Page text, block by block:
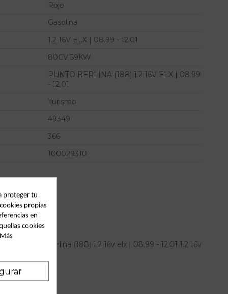
Rojo
Gasolina
1.2 16V ELX | 08.99 - 12.01
80CV 59KW
PUNTO BERLINA (188) 1.2 16V ELX | 08.99
- 12.01
Turismo
49349
366
100029310
fiat punto berlina (188) 1.2 16v elx | 08.99 - 12.01 1.2 16v
proteger tu
propias
en
cookies